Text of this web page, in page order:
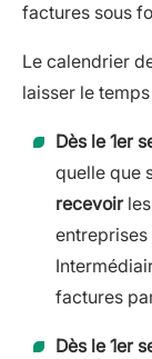
factures sous
Le calendrier
laisser le
Dès le 1er
quelle que
recevoirles
entreprises
factures
Dès le 1er